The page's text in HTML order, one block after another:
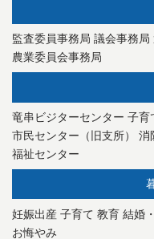
監査委員事務局 議会事務局
農業委員会事務局
竜串ビジターセンター 子育
市民センター（旧支所）
消
福祉センター
妊娠出産 子育て 教育 結婚
お悔やみ